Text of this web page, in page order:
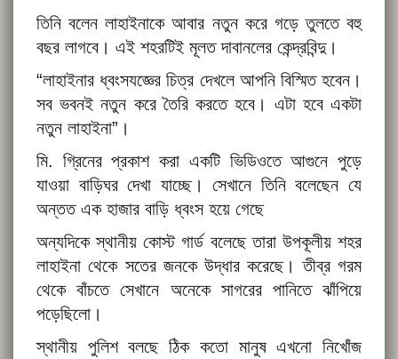
তিনি বলেন লাহাইনাকে আবার নতুন করে গড়ে তুলতে বহু
বছর লাগবে। এই শহরটিই মূলত দাবানলের কেন্দ্রবিন্দু।
“লাহাইনার ধ্বংসযজ্ঞের চিত্র দেখলে আপনি বিস্মিত হবেন।
সব ভবনই নতুন করে তৈরি করতে হবে। এটা হবে একটা
নতুন লাহাইনা”।
মি. গ্রিনের প্রকাশ করা একটি ভিডিওতে আগুনে পুড়ে
যাওয়া বাড়িঘর দেখা যাচ্ছে। সেখানে তিনি বলেছেন যে
অন্তত এক হাজার বাড়ি ধ্বংস হয়ে গেছে
অন্যদিকে স্থানীয় কোস্ট গার্ড বলেছে তারা উপকূলীয় শহর
লাহাইনা থেকে সতের জনকে উদ্ধার করেছে। তীব্র গরম
থেকে বাঁচতে সেখানে অনেকে সাগরের পানিতে ঝাঁপিয়ে
পড়েছিলো।
স্থানীয় পুলিশ বলছে ঠিক কতো মানুষ এখনো নিখোঁজ